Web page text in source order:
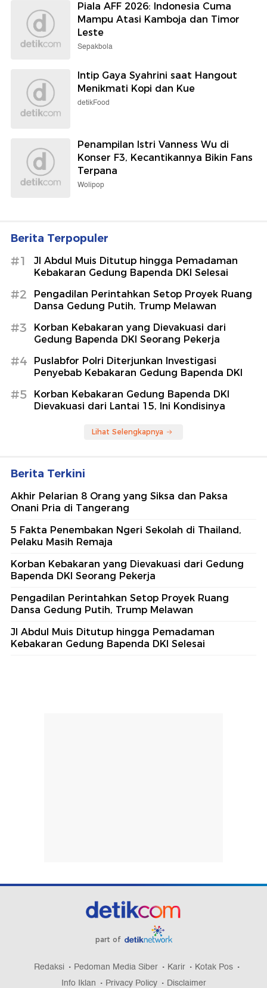
Piala AFF 2026: Indonesia Cuma
Mampu Atasi Kamboja dan Timor
Leste
Sepakbola
Intip Gaya Syahrini saat Hangout
Menikmati Kopi dan Kue
detikFood
Penampilan Istri Vanness Wu di
Konser F3, Kecantikannya Bikin Fans
Terpana
Wolipop
Berita Terpopuler
#1
Jl Abdul Muis Ditutup hingga Pemadaman
Kebakaran Gedung Bapenda DKI Selesai
#2
Pengadilan Perintahkan Setop Proyek Ruang
Dansa Gedung Putih, Trump Melawan
#3
Korban Kebakaran yang Dievakuasi dari
Gedung Bapenda DKI Seorang Pekerja
#4
Puslabfor Polri Diterjunkan Investigasi
Penyebab Kebakaran Gedung Bapenda DKI
#5
Korban Kebakaran Gedung Bapenda DKI
Dievakuasi dari Lantai 15, Ini Kondisinya
Lihat Selengkapnya
Berita Terkini
Akhir Pelarian 8 Orang yang Siksa dan Paksa
Onani Pria di Tangerang
5 Fakta Penembakan Ngeri Sekolah di Thailand,
Pelaku Masih Remaja
Korban Kebakaran yang Dievakuasi dari Gedung
Bapenda DKI Seorang Pekerja
Pengadilan Perintahkan Setop Proyek Ruang
Dansa Gedung Putih, Trump Melawan
Jl Abdul Muis Ditutup hingga Pemadaman
Kebakaran Gedung Bapenda DKI Selesai
part of
Redaksi Pedoman Media Siber Karir
Kotak Pos
Info Iklan
Privacy Policy Disclaimer